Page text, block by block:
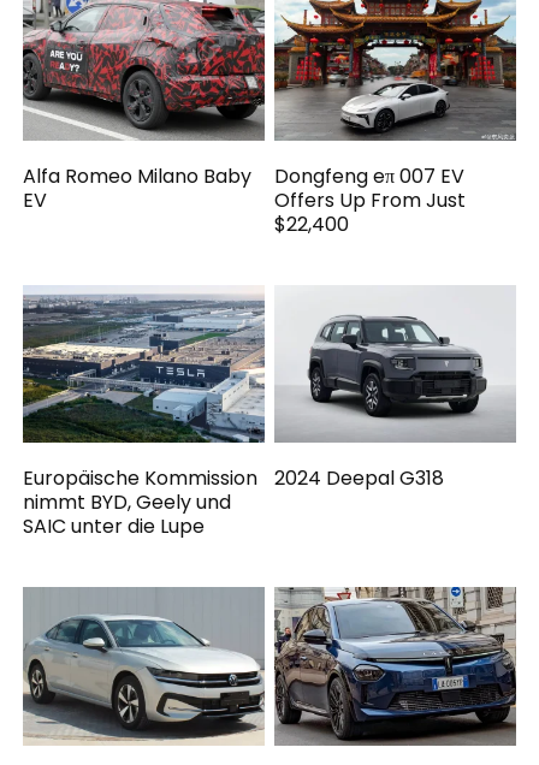
Alfa Romeo Milano Baby
EV
Dongfeng eπ 007 EV
Offers Up From Just
$22,400
Europäische Kommission
nimmt BYD, Geely und
SAIC unter die Lupe
2024 Deepal G318